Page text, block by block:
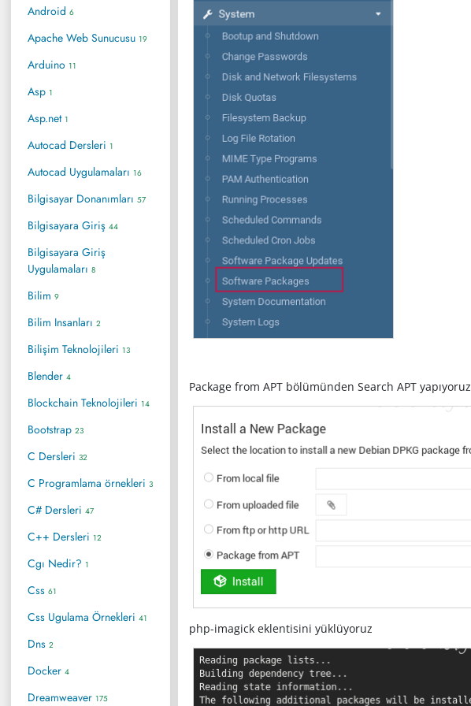
Android 6
Apache Web Sunucusu 19
Arduino 11
Asp 1
Asp.net 1
Autocad Dersleri 1
Autocad Uygulamaları 16
Bilgisayar Donanımları 57
Bilgisayara Giriş 44
Bilgisayara Giriş
Uygulamaları 8
Bilim 9
Bilim Insanları 2
Bilişim Teknolojileri 13
Blender 4
Blockchain Teknolojileri 14
Bootstrap 23
C Dersleri 32
C Programlama örnekleri 3
C# Dersleri 47
C++ Dersleri 12
Cgı Nedir? 1
Css 61
Css Ugulama Örnekleri 41
Dns 2
Docker 4
Dreamweaver 175
Package from APT bölümünden Search APT yapıyoruz
php-imagick eklentisini yüklüyoruz